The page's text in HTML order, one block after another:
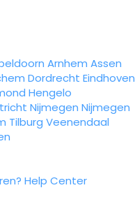
Arnhem Assen
Dordrecht Eindhoven
Hengelo
Nijmegen Nijmegen
Tilburg Veenendaal
Help Center